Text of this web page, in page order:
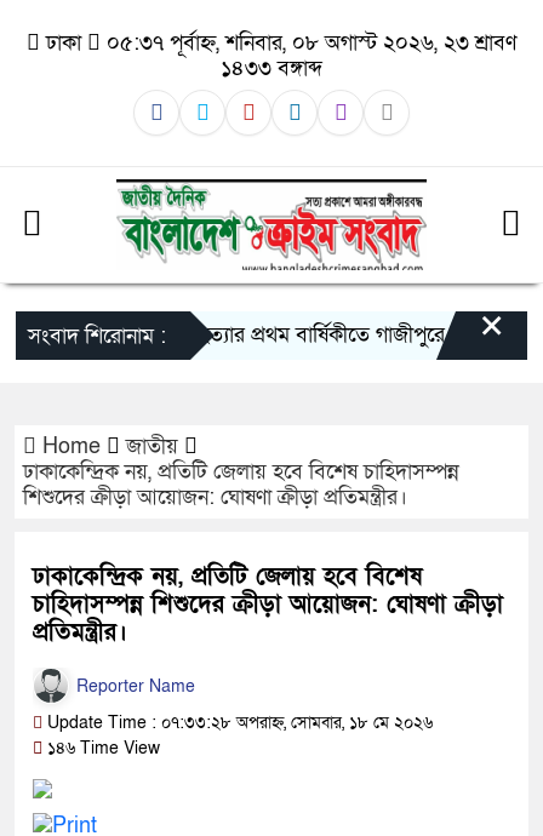
ঢাকা
০৫:৩৭ পূর্বাহ্ন, শনিবার, ০৮ অগাস্ট ২০২৬, ২৩ শ্রাবণ
১৪৩৩ বঙ্গাব্দ
সংবাদ শিরোনাম :তুহিন হত্যার প্রথম বার্ষিকীতে গাজীপুরে মানববন্ধন:
×
Home
জাতীয়
ঢাকাকেন্দ্রিক নয়, প্রতিটি জেলায় হবে বিশেষ চাহিদাসম্পন্ন
শিশুদের ক্রীড়া আয়োজন: ঘোষণা ক্রীড়া প্রতিমন্ত্রীর।
ঢাকাকেন্দ্রিক নয়, প্রতিটি জেলায় হবে বিশেষ
চাহিদাসম্পন্ন শিশুদের ক্রীড়া আয়োজন: ঘোষণা ক্রীড়া
প্রতিমন্ত্রীর।
Reporter Name
Update Time : ০৭:৩৩:২৮ অপরাহ্ন, সোমবার, ১৮ মে ২০২৬
১৪৬ Time View